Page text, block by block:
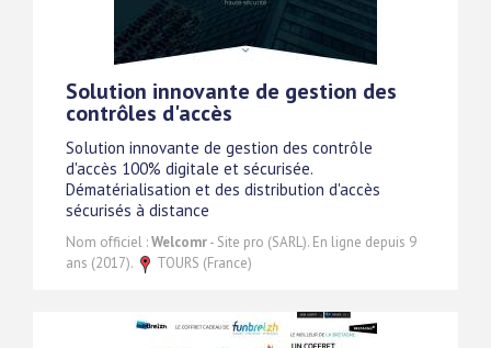
Solution innovante de gestion des
contrôles d'accès
Solution innovante de gestion des contrôle
d'accès 100% digitale et sécurisée.
Dématérialisation et des distribution d'accès
sécurisés à distance
Nom officiel :Welcomr- Site pro (SARL). En ligne depuis 9
ans (2017).
TOURS (France)